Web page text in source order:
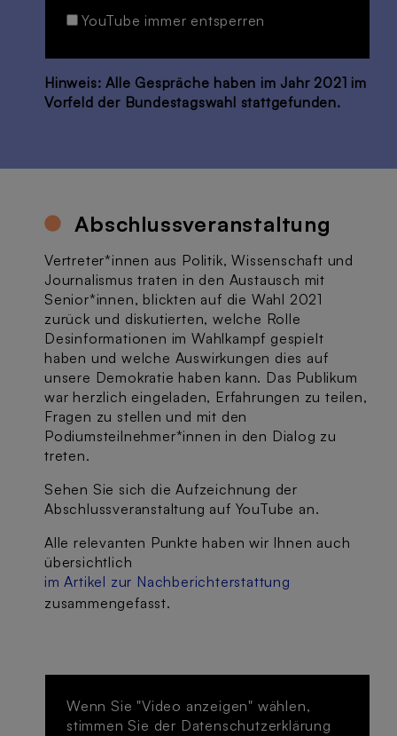
YouTube immer entsperren
Hinweis: Alle Gespräche haben im Jahr 2021 im
Vorfeld der Bundestagswahl stattgefunden.
Abschlussveranstaltung
Wenn Sie "Video anzeigen" wählen,
stimmen Sie der Datenschutzerklärung
Vertreter*innen aus Politik, Wissenschaft und
Journalismus traten in den Austausch mit
Senior*innen, blickten auf die Wahl 2021
zurück und diskutierten, welche Rolle
Desinformationen im Wahlkampf gespielt
haben und welche Auswirkungen dies auf
unsere Demokratie haben kann. Das Publikum
war herzlich eingeladen, Erfahrungen zu teilen,
Fragen zu stellen und mit den
Podiumsteilnehmer*innen in den Dialog zu
treten.
Sehen Sie sich die Aufzeichnung der
Abschlussveranstaltung auf YouTube an.
Alle relevanten Punkte haben wir Ihnen auch
übersichtlich
im Artikel zur Nachberichterstattung
zusammengefasst.